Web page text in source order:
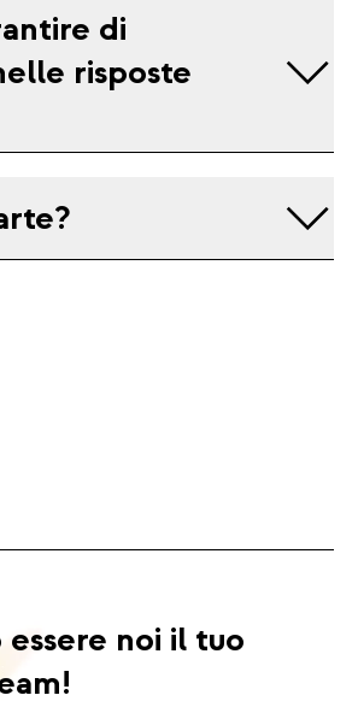
di
risposte
noi il tuo